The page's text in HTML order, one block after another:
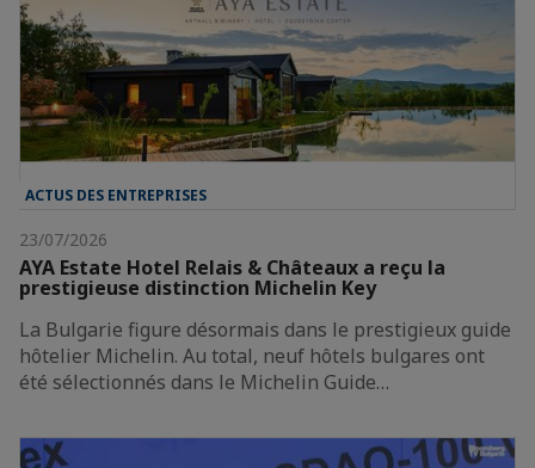
ACTUS DES ENTREPRISES
23/07/2026
AYA Estate Hotel Relais & Châteaux a reçu la
prestigieuse distinction Michelin Key
La Bulgarie figure désormais dans le prestigieux guide
hôtelier Michelin. Au total, neuf hôtels bulgares ont
été sélectionnés dans le Michelin Guide…